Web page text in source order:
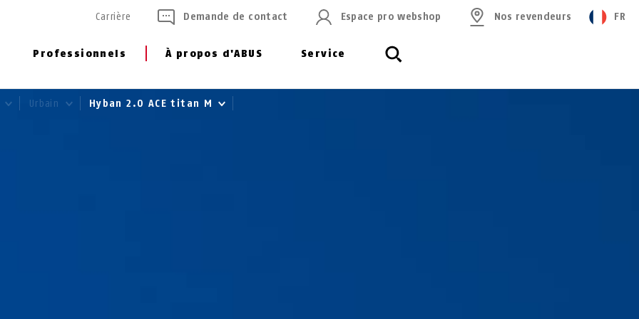
Professionnels À propos d'ABUS Service
Carrière Demande de contact Espace pro webshop Nos revendeurs FR
Urbain Hyban 2.0 ACE titan M